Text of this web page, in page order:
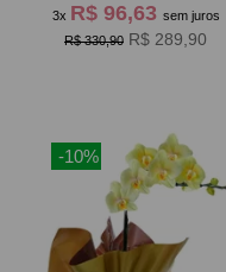
3x R$ 96,63 sem juros
R$ 330,90 R$ 289,90
-10%